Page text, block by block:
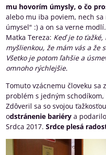
mu hovorím úmysly, o čo
alebo mu iba poviem, nech
úmysel" :) a on sa verne
Matka Tereza: Keď je to
myšlienkou, že mám vás a že
Všetko je potom ľahšie a
omnoho rýchlejšie.
Tomuto vzácnemu človeku sa
problém s jedným
Zdôveril sa so svojou
odstránenie bariéry a
Srdca 2017. Srdce plesá